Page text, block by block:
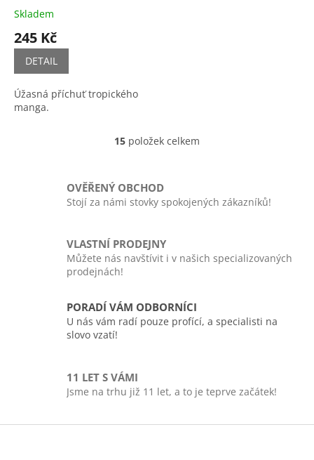
Skladem
245 Kč
DETAIL
Úžasná příchuť tropického
manga.
O
á
d
a
í
p
r
y
v
u
15 položek celkem
OVĚŘENÝ OBCHOD
Stojí za námi stovky spokojených zákazníků!
VLASTNÍ PRODEJNY
Můžete nás navštívit i v našich specializovaných
prodejnách!
PORADÍ VÁM ODBORNÍCI
U nás vám radí pouze profící, a specialisti na
slovo vzatí!
11 LET S VÁMI
Jsme na trhu již 11 let, a to je teprve začátek!
Z